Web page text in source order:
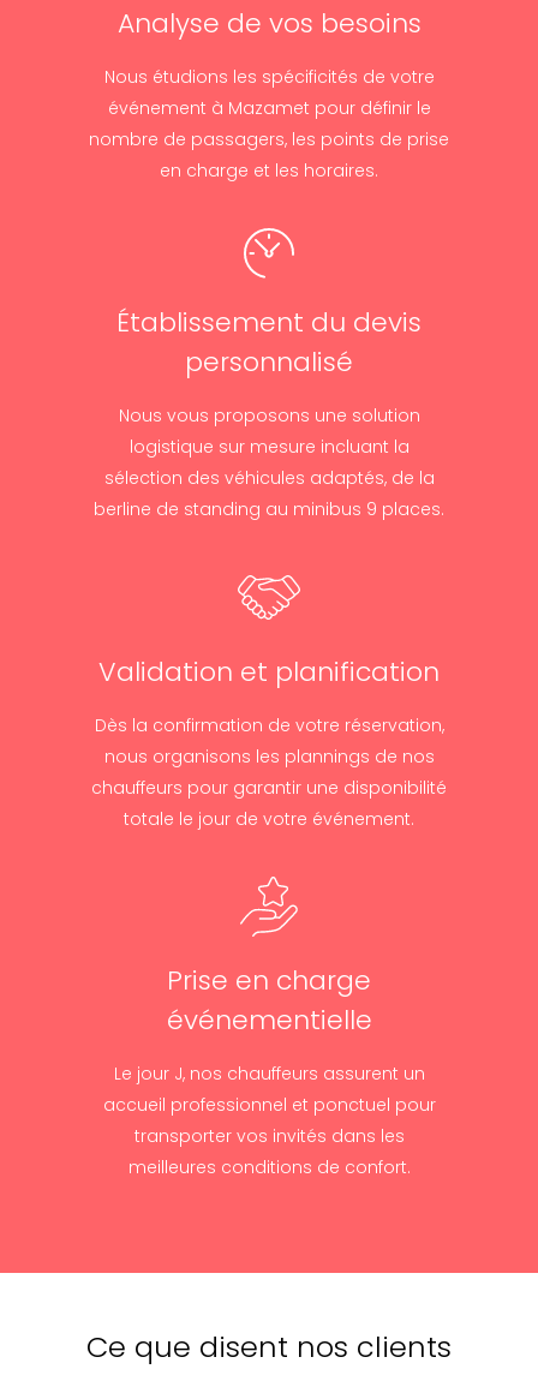
Analyse de vos besoins
Nous étudions les spécificités de votre
événement à Mazamet pour définir le
nombre de passagers, les points de prise
en charge et les horaires.
Établissement du devis
personnalisé
Nous vous proposons une solution
logistique sur mesure incluant la
sélection des véhicules adaptés, de la
berline de standing au minibus 9 places.
Validation et planification
Dès la confirmation de votre réservation,
nous organisons les plannings de nos
chauffeurs pour garantir une disponibilité
totale le jour de votre événement.
Prise en charge
événementielle
Le jour J, nos chauffeurs assurent un
accueil professionnel et ponctuel pour
transporter vos invités dans les
meilleures conditions de confort.
Ce que disent nos clients